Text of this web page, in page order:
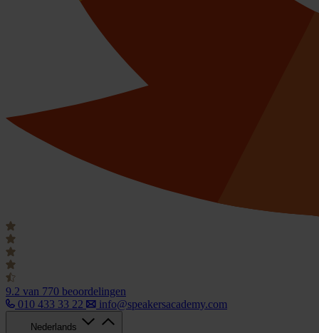
9.2 van 770 beoordelingen
010 433 33 22
info@speakersacademy.com
Nederlands